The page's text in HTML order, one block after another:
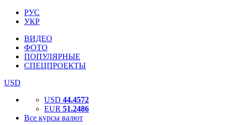
РУС
УКР
ВИДЕО
ФОТО
ПОПУЛЯРНЫЕ
СПЕЦПРОЕКТЫ
USD
USD 44.4572
EUR 51.2486
Все курсы валют